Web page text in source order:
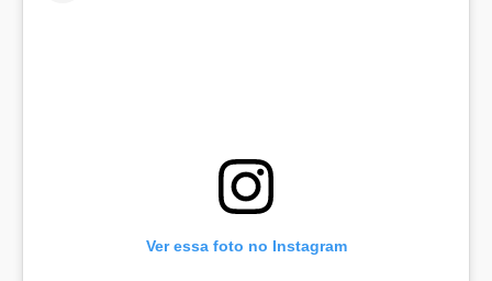
Ver essa foto no Instagram